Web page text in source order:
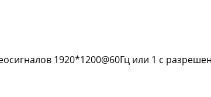
1920*1200@60Гц или 1 с